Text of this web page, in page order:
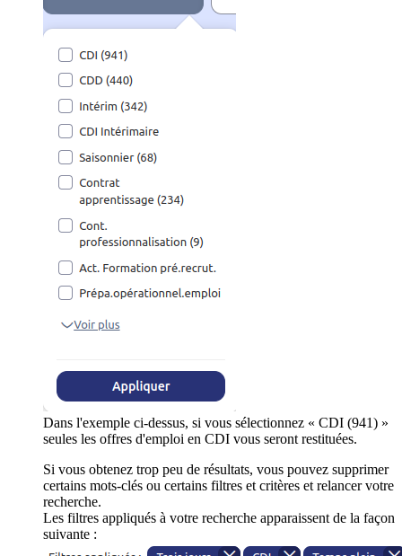
Dans l'exemple ci-dessus, si vous sélectionnez « CDI (941) »
seules les offres d'emploi en CDI vous seront restituées.
Si vous obtenez trop peu de résultats, vous pouvez supprimer
certains mots-clés ou certains filtres et critères et relancer votre
recherche.
Les filtres appliqués à votre recherche apparaissent de la façon
suivante :